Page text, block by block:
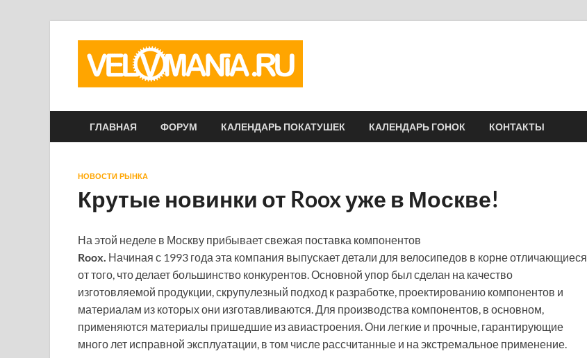
ГЛАВНАЯ ФОРУМ КАЛЕНДАРЬ ПОКАТУШЕК КАЛЕНДАРЬ ГОНОК КОНТАКТЫ
НОВОСТИ РЫНКА
Крутые новинки от Roox уже в Москве!
На этой неделе в Москву прибывает свежая поставка компонентов
Roox. Начиная с 1993 года эта компания выпускает детали для велосипедов в корне отличающиеся
от того, что делает большинство конкурентов. Основной упор был сделан на качество
изготовляемой продукции, скрупулезный подход к разработке, проектированию компонентов и
материалам из которых они изготавливаются. Для производства компонентов, в основном,
применяются материалы пришедшие из авиастроения. Они легкие и прочные, гарантирующие
много лет исправной эксплуатации, в том числе рассчитанные и на экстремальное применение.